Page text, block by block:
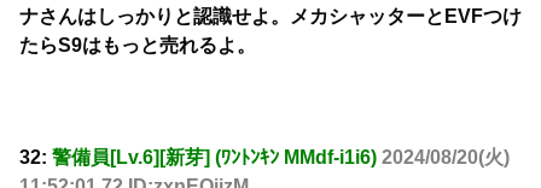
ナさんはしっかりと認識せよ。メカシャッターとEVFつけ
たらS9はもっと売れるよ。
32: 警備員[Lv.6][新芽] (ﾜﾝﾄﾝｷﾝ MMdf-i1i6) 2024/08/20(火)